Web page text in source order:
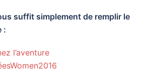
suffit simplement de remplir le
:
l’aventure